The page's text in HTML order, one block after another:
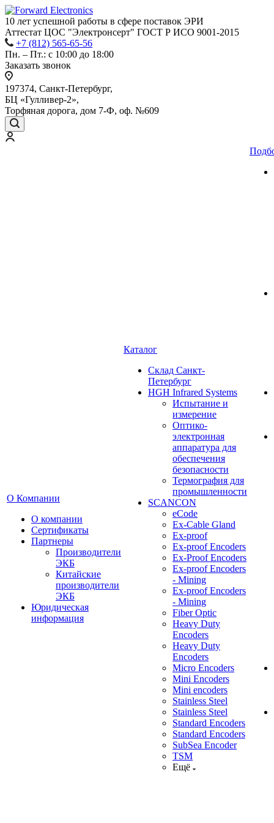
10 лет успешной работы в сфере поставок ЭРИ
Аттестат ЦОС "Электронсерт" ГОСТ Р ИСО 9001-2015
+7 (812) 565-65-56
Пн. – Пт.: с 10:00 до 18:00
Заказать звонок
197374, Санкт-Петербург,
БЦ «Гулливер-2»,
Торфяная дорога, дом 7-Ф, оф. №609
О Компании
О компании
Сертификаты
Партнеры
Производители
ЭКБ
Китайские
производители
ЭКБ
Юридическая
информация
Каталог
Cклад Санкт-
Петербург
HGH Infrared Systems
Испытание и
измерение
Оптико-
электронная
аппаратура для
обеспечения
безопасности
Термография для
промышленности
SCANCON
eCode
Ex-Cable Gland
Ex-proof
Ex-proof Encoders
Ex-Proof Encoders
Ex-proof Encoders
- Mining
Ex-proof Encoders
- Mining
Fiber Optic
Heavy Duty
Encoders
Heavy Duty
Encoders
Micro Encoders
Mini Encoders
Mini encoders
Stainless Steel
Stainless Steel
Standard Encoders
Standard Encoders
SubSea Encoder
TSM
Ещё